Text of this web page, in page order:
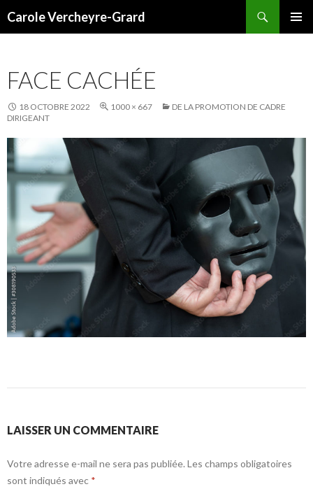
Carole Vercheyre-Grard
FACE CACHÉE
18 OCTOBRE 2022 1000 × 667
DE LA PROMOTION DE CADRE
DIRIGEANT
LAISSER UN COMMENTAIRE
Votre adresse e-mail ne sera pas publiée. Les champs obligatoires
sont indiqués avec *